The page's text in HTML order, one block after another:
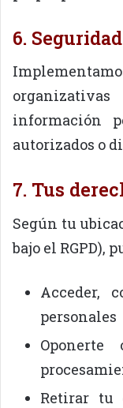
6.
información
autorizados o
7. Tus
Según tu
bajo el RGPD),
Acceder,
personales
Retirar tu